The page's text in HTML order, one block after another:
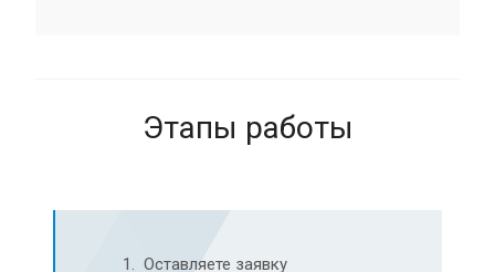
Этапы работы
Оставляете заявку